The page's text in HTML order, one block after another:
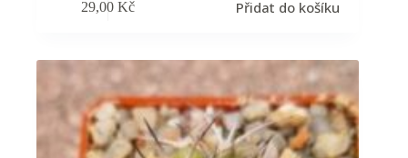
29,00Kč Přidat do košíku